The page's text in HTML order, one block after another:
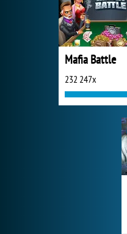
Mafia Battle
232 247x